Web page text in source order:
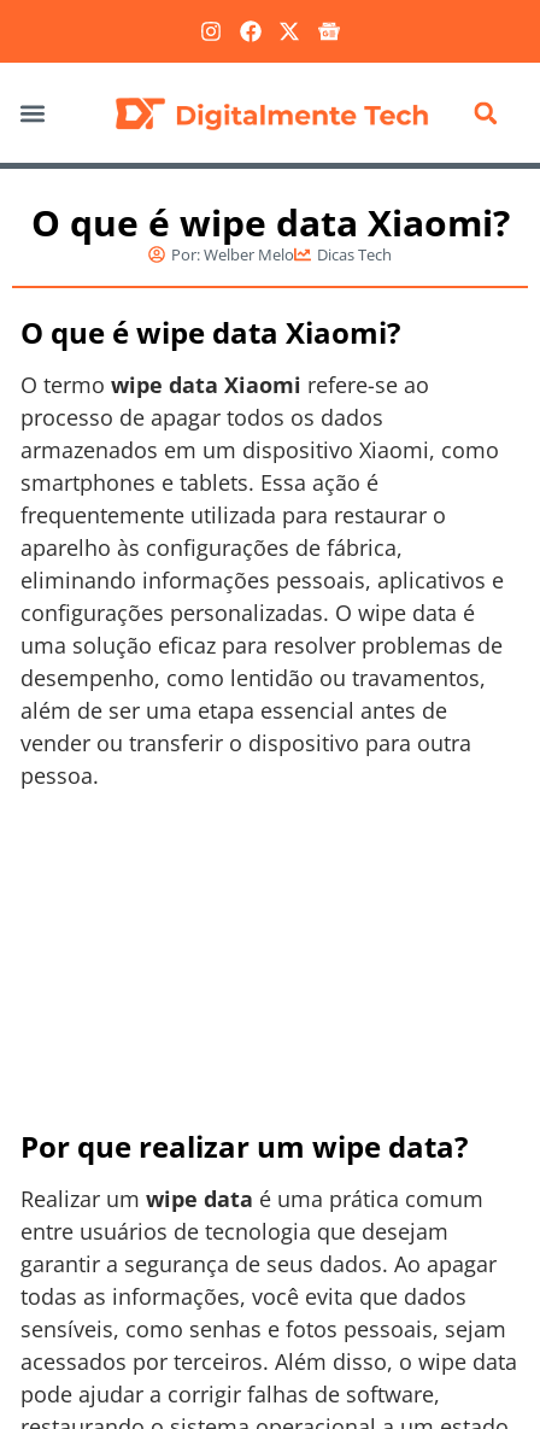
O que é wipe data Xiaomi?
Por:Welber Melo Dicas Tech
O que é wipe data Xiaomi?
O termo wipe data Xiaomi refere-se ao
processo de apagar todos os dados
armazenados em um dispositivo Xiaomi, como
smartphones e tablets. Essa ação é
frequentemente utilizada para restaurar o
aparelho às configurações de fábrica,
eliminando informações pessoais, aplicativos e
configurações personalizadas. O wipe data é
uma solução eficaz para resolver problemas de
desempenho, como lentidão ou travamentos,
além de ser uma etapa essencial antes de
vender ou transferir o dispositivo para outra
pessoa.
Por que realizar um wipe data?
Realizar um wipe data é uma prática comum
entre usuários de tecnologia que desejam
garantir a segurança de seus dados. Ao apagar
todas as informações, você evita que dados
sensíveis, como senhas e fotos pessoais, sejam
acessados por terceiros. Além disso, o wipe data
pode ajudar a corrigir falhas de software,